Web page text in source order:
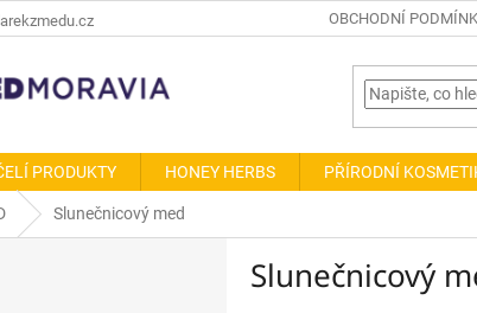
OBCHODNÍ
PRODUKTY HONEY HERBS PŘÍRODNÍ
Slunečnicový med
Slunečnicový